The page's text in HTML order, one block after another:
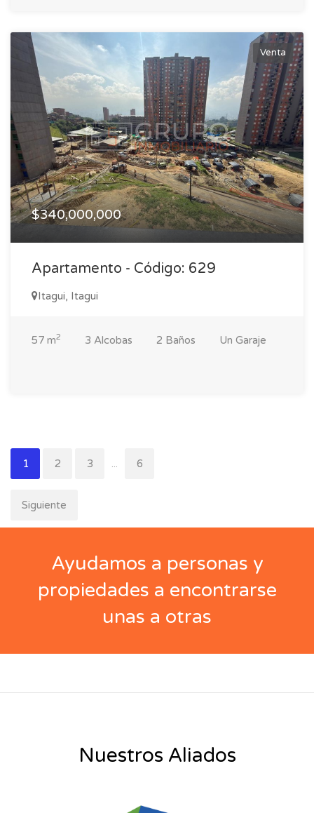
Venta
$340,000,000
Apartamento - Código: 629
Itagui, Itagui
57 m2 3 Alcobas 2 Baños Un Garaje
1 2 3 ... 6
Siguiente
Ayudamos a personas y
propiedades a encontrarse
unas a otras
Nuestros Aliados